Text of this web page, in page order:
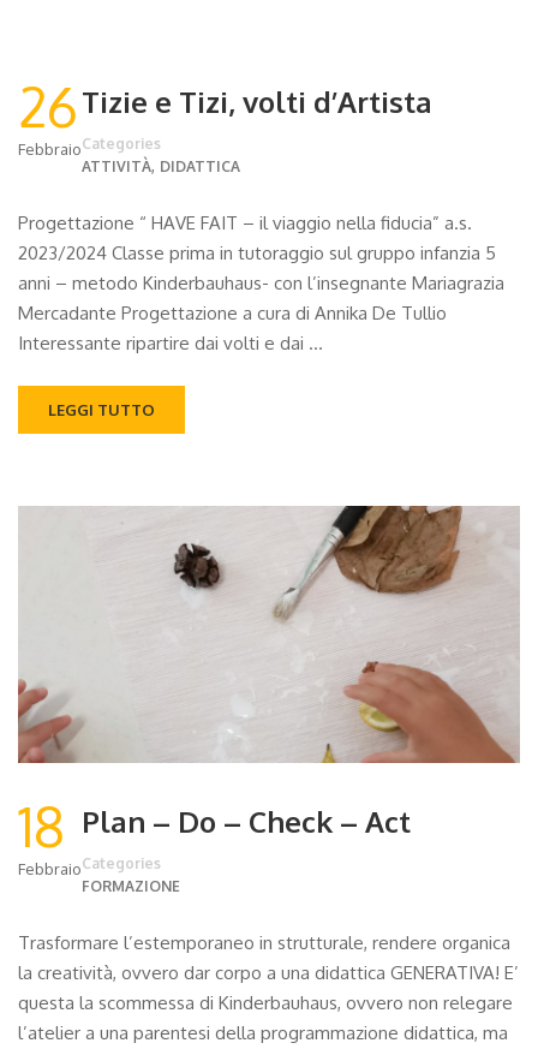
26
Febbraio
Tizie e Tizi, volti d’Artista
Categories
ATTIVITÀ, DIDATTICA
Progettazione “ HAVE FAIT – il viaggio nella fiducia” a.s.
2023/2024 Classe prima in tutoraggio sul gruppo infanzia 5
anni – metodo Kinderbauhaus- con l’insegnante Mariagrazia
Mercadante Progettazione a cura di Annika De Tullio
Interessante ripartire dai volti e dai …
LEGGI TUTTO
18
Febbraio
Plan – Do – Check – Act
Categories
FORMAZIONE
Trasformare l’estemporaneo in strutturale, rendere organica
la creatività, ovvero dar corpo a una didattica GENERATIVA! E’
questa la scommessa di Kinderbauhaus, ovvero non relegare
l’atelier a una parentesi della programmazione didattica, ma